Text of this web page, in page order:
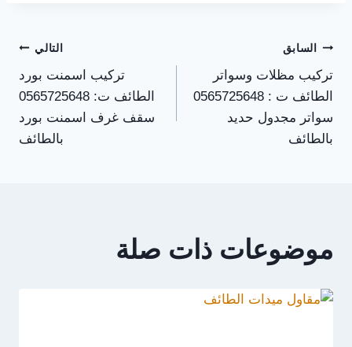
تصفّح
المقالات
السابق
تركيب مظلات وسواتر
الطائف ت : 0565725648
سواتر مجدول حديد
بالطائف
التالي
تركيب اسمنت بورد
الطائف ت: 0565725648
سقف غرف اسمنت بورد
بالطائف
موضوعات ذات صلة